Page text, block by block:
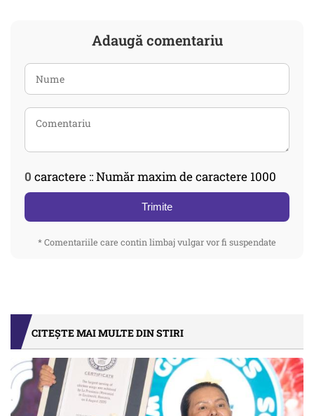
Adaugă comentariu
0 caractere :: Număr maxim de caractere 1000
Trimite
* Comentariile care contin limbaj vulgar vor fi suspendate
CITEȘTE MAI MULTE DIN STIRI